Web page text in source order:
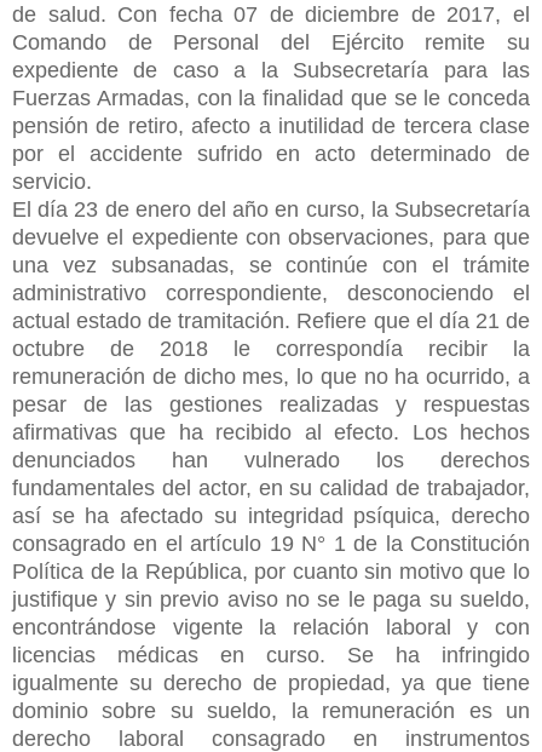
de salud. Con fecha 07 de diciembre de 2017, el
Comando de Personal del Ejército remite su
expediente de caso a la Subsecretaría para las
Fuerzas Armadas, con la finalidad que se le conceda
pensión de retiro, afecto a inutilidad de tercera clase
por el accidente sufrido en acto determinado de
servicio.
El día 23 de enero del año en curso, la Subsecretaría
devuelve el expediente con observaciones, para que
una vez subsanadas, se continúe con el trámite
administrativo correspondiente, desconociendo el
actual estado de tramitación. Refiere que el día 21 de
octubre de 2018 le correspondía recibir la
remuneración de dicho mes, lo que no ha ocurrido, a
pesar de las gestiones realizadas y respuestas
afirmativas que ha recibido al efecto. Los hechos
denunciados han vulnerado los derechos
fundamentales del actor, en su calidad de trabajador,
así se ha afectado su integridad psíquica, derecho
consagrado en el artículo 19 N° 1 de la Constitución
Política de la República, por cuanto sin motivo que lo
justifique y sin previo aviso no se le paga su sueldo,
encontrándose vigente la relación laboral y con
licencias médicas en curso. Se ha infringido
igualmente su derecho de propiedad, ya que tiene
dominio sobre su sueldo, la remuneración es un
derecho laboral consagrado en instrumentos